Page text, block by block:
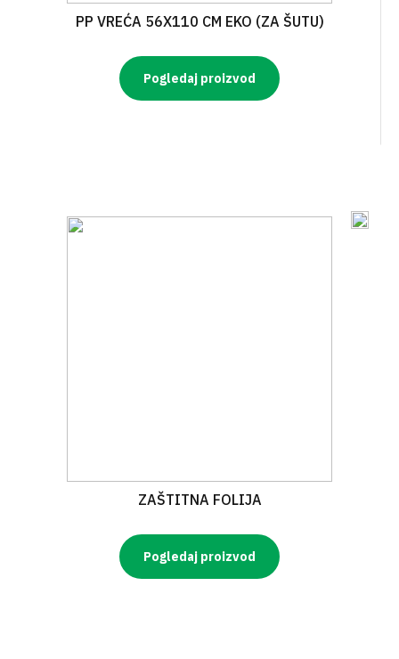
PP VREĆA 56X110 CM EKO (ZA ŠUTU)
Pogledaj proizvod
ZAŠTITNA FOLIJA
Pogledaj proizvod